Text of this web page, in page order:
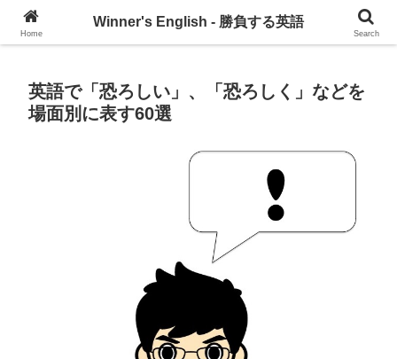
グローバル・コミュニケーションを習慣づけるブログ
英語で「恐ろしい」、「恐ろしく」などを
場面別に表す60選
Home
Winner's English - 勝負する英語
Search